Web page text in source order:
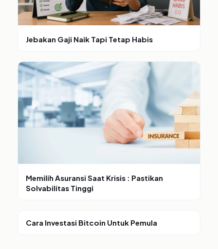
Jebakan Gaji Naik Tapi Tetap Habis
Memilih Asuransi Saat Krisis : Pastikan
Solvabilitas Tinggi
Cara Investasi Bitcoin Untuk Pemula